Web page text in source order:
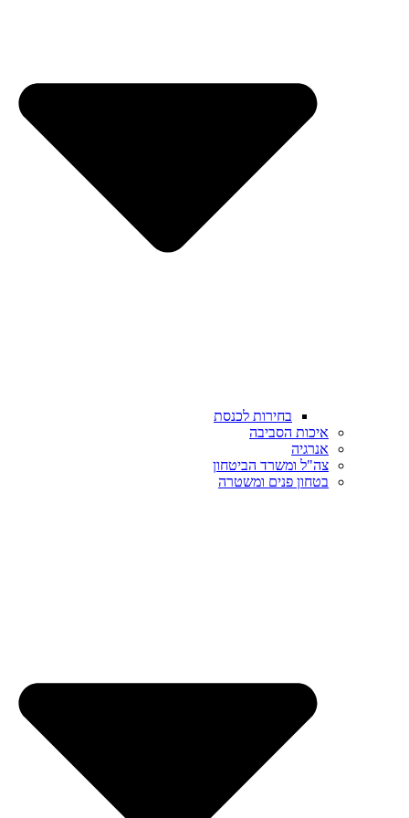
בחירות לכנסת
איכות הסביבה
אנרגיה
צה"ל ומשרד הביטחון
בטחון פנים ומשטרה